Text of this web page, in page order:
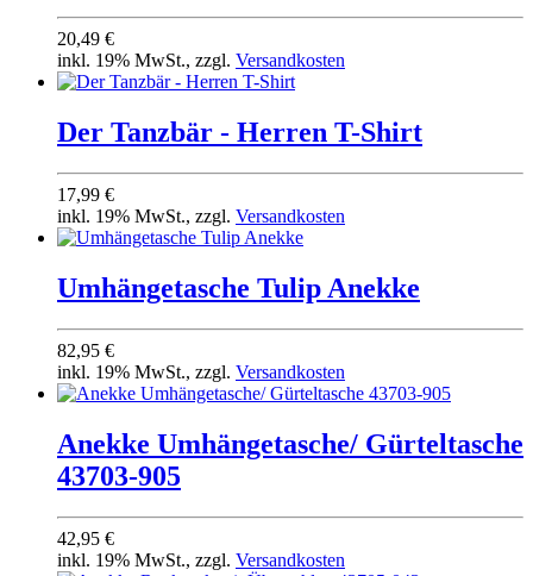
20,49 €
inkl. 19% MwSt., zzgl. Versandkosten
Der Tanzbär - Herren T-Shirt
17,99 €
inkl. 19% MwSt., zzgl. Versandkosten
Umhängetasche Tulip Anekke
82,95 €
inkl. 19% MwSt., zzgl. Versandkosten
Anekke Umhängetasche/ Gürteltasche
43703-905
42,95 €
inkl. 19% MwSt., zzgl. Versandkosten